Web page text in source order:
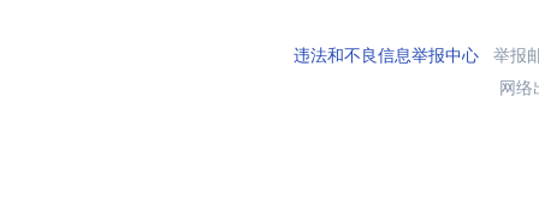
违法和不良信息举报中心举报
网